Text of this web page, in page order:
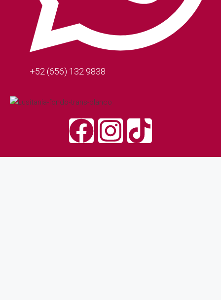
+52 (656) 132 9838